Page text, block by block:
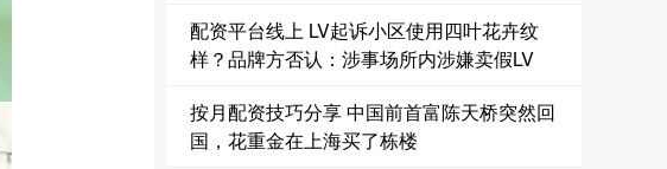
配资平台线上 LV起诉小区使用四叶花卉纹
样？品牌方否认：涉事场所内涉嫌卖假LV
按月配资技巧分享 中国前首富陈天桥突然回
国，花重金在上海买了栋楼